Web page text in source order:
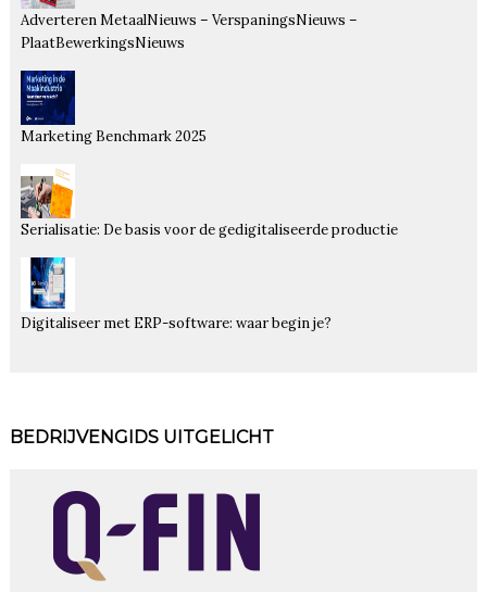
Adverteren MetaalNieuws – VerspaningsNieuws –
PlaatBewerkingsNieuws
Marketing Benchmark 2025
Serialisatie: De basis voor de gedigitaliseerde productie
Digitaliseer met ERP-software: waar begin je?
BEDRIJVENGIDS UITGELICHT